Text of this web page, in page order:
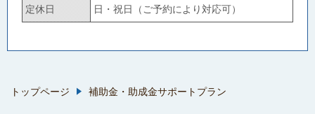
定休日 日・祝日（ご予約により対応可）
トップページ 補助金・助成金サポートプラン